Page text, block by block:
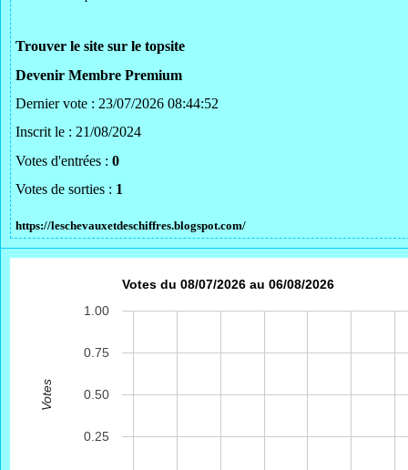
Trouver le site sur le topsite
Devenir Membre Premium
Dernier vote : 23/07/2026 08:44:52
Inscrit le : 21/08/2024
Votes d'entrées : 0
Votes de sorties : 1
https://leschevauxetdeschiffres.blogspot.com/
Votes du 08/07/2026 au 06/08/2026
0.25
0.50
0.75
1.00
Votes